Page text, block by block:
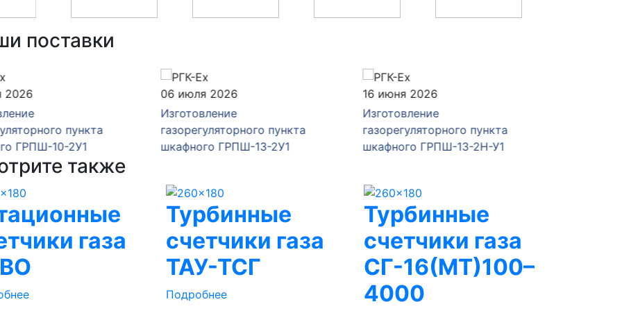
поставки
2026
пункта
ГРПШ-13-2У1
16 июня 2026
Изготовление
газорегуляторного пункта
шкафного ГРПШ-13-2Н-У1
04 июня 2026
Изготовление и отгрузка
газорегуляторного пункта
ГРПШ-РДНК-1000/2
также
газа
Турбинные
счетчики газа
ТАУ-ТСГ
Подробнее
Турбинные
счетчики газа
СГ-16(МТ)100–
4000